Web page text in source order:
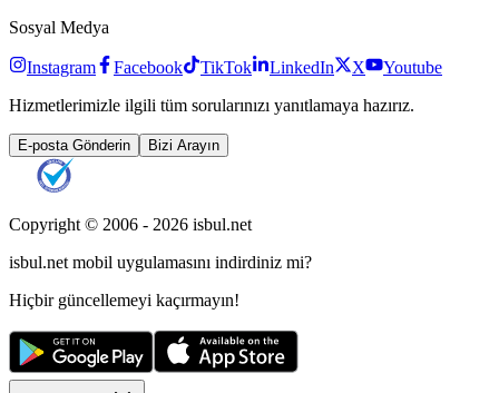
Sosyal Medya
Instagram Facebook TikTok LinkedIn X
Youtube
Hizmetlerimizle ilgili tüm sorularınızı yanıtlamaya hazırız.
E-posta Gönderin Bizi Arayın
Copyright © 2006 - 2026 isbul.net
isbul.net mobil uygulamasını indirdiniz mi?
Hiçbir güncellemeyi kaçırmayın!